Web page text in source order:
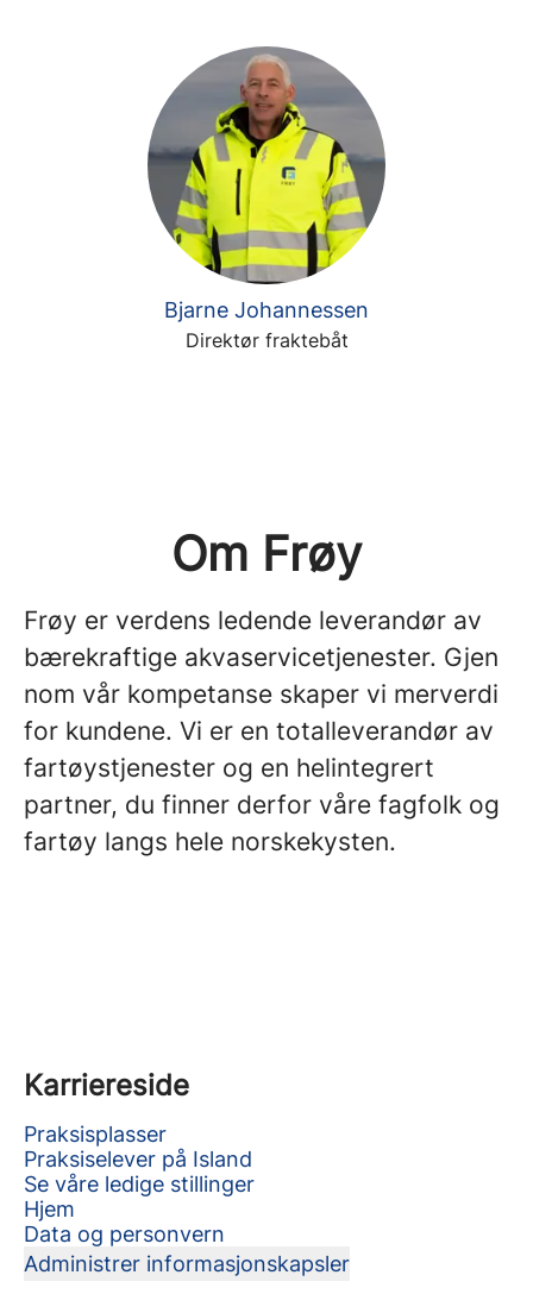
Bjarne Johannessen
Direktør fraktebåt
Om Frøy
Frøy er verdens ledende leverandør av
bærekraftige akvaservicetjenester. Gjen
nom vår kompetanse skaper vi merverdi
for kundene. Vi er en totalleverandør av
fartøystjenester og en helintegrert
partner, du finner derfor våre fagfolk og
fartøy langs hele norskekysten.
Karriereside
Praksisplasser
Praksiselever på Island
Se våre ledige stillinger
Hjem
Data og personvern
Administrer informasjonskapsler